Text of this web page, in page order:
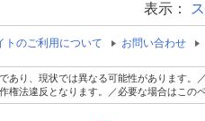
表示：
トのご利用について お問い合わせ
あり、現状では異なる可能性があります
権法違反となります。／必要な場合はこ